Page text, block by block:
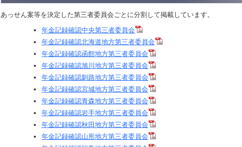
あっせん案等を決定した第三者委員会ごとに分割して掲載しています。
年金記録確認中央第三者委員会
年金記録確認北海道地方第三者委員会
年金記録確認函館地方第三者委員会
年金記録確認旭川地方第三者委員会
年金記録確認釧路地方第三者委員会
年金記録確認宮城地方第三者委員会
年金記録確認青森地方第三者委員会
年金記録確認岩手地方第三者委員会
年金記録確認秋田地方第三者委員会
年金記録確認山形地方第三者委員会